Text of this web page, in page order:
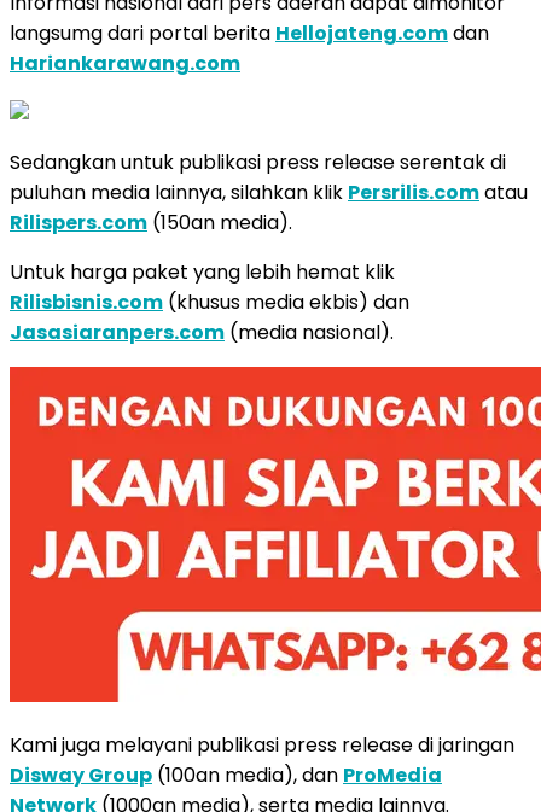
langsumg dari portal berita Hellojateng.comdan
Hariankarawang.com
Sedangkan untuk publikasi press release serentak di
puluhan media lainnya, silahkan klik Persrilis.comatau
Rilispers.com (150an media).
Untuk harga paket yang lebih hemat klik
Rilisbisnis.com (khusus media ekbis) dan
Jasasiaranpers.com (media nasional).
Kami juga melayani publikasi press release di jaringan
Disway Group (100an media), dan ProMedia
Network (1000an media), serta media lainnya.